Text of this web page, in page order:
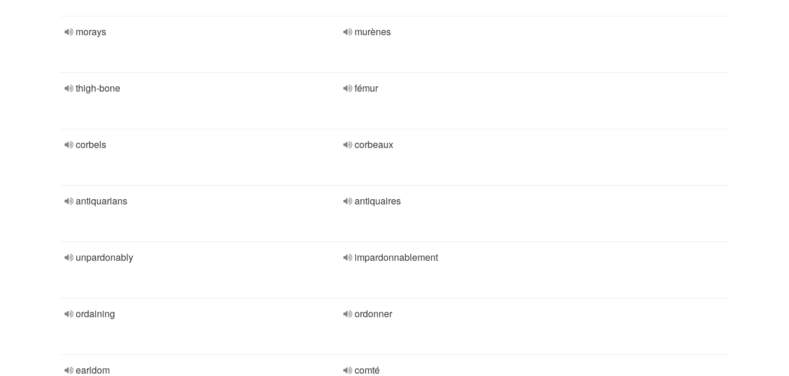
morays murènes
thigh-bone fémur
corbels corbeaux
antiquarians antiquaires
unpardonably impardonnablement
ordaining ordonner
earldom comté